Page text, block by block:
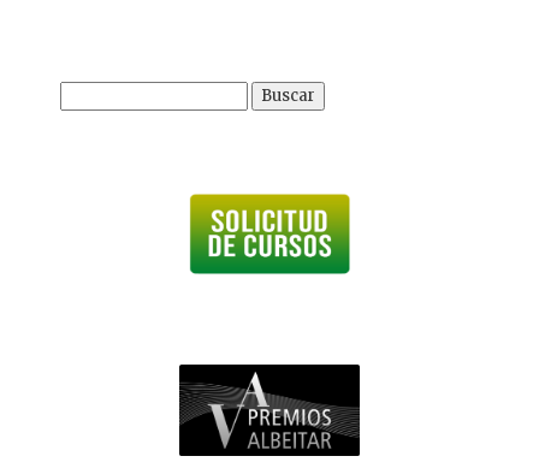
Buscar: